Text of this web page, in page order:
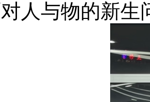
人与物的新生